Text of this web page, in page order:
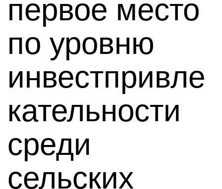
первое место
по уровню
инвестпривле
кательности
среди
сельских